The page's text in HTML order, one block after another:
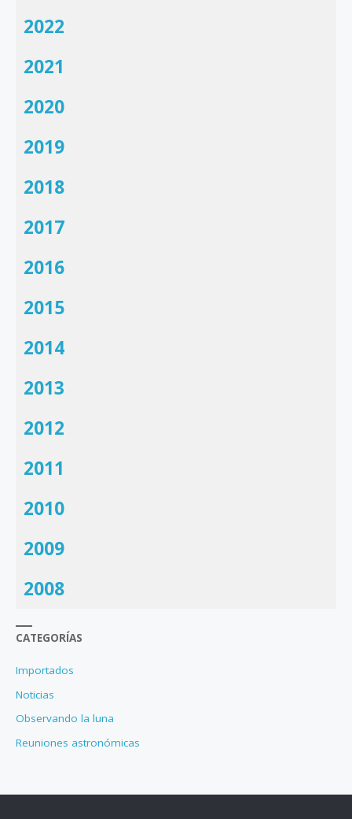
2022
2021
2020
2019
2018
2017
2016
2015
2014
2013
2012
2011
2010
2009
2008
CATEGORÍAS
Importados
Noticias
Observando la luna
Reuniones astronómicas